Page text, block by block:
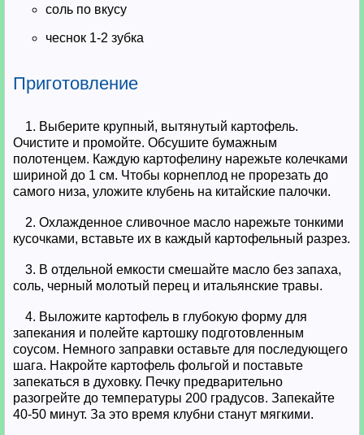
соль по вкусу
чеснок 1-2 зубка
Приготовление
1. Выберите крупный, вытянутый картофель.
Очистите и промойте. Обсушите бумажным
полотенцем. Каждую картофелину нарежьте колечками
шириной до 1 см. Чтобы корнеплод не прорезать до
самого низа, уложите клубень на китайские палочки.
2. Охлажденное сливочное масло нарежьте тонкими
кусочками, вставьте их в каждый картофельный разрез.
3. В отдельной емкости смешайте масло без запаха,
соль, черный молотый перец и итальянские травы.
4. Выложите картофель в глубокую форму для
запекания и полейте картошку подготовленным
соусом. Немного заправки оставьте для последующего
шага. Накройте картофель фольгой и поставьте
запекаться в духовку. Печку предварительно
разогрейте до температуры 200 градусов. Запекайте
40-50 минут. За это время клубни станут мягкими.